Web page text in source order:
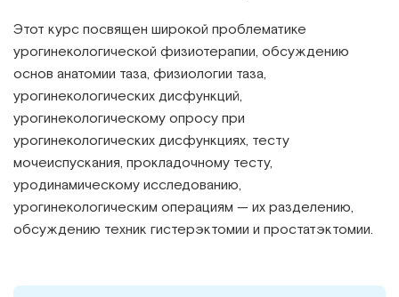
Этот курс посвящен широкой проблематике
урогинекологической физиотерапии, обсуждению
основ анатомии таза, физиологии таза,
урогинекологических дисфункций,
урогинекологическому опросу при
урогинекологических дисфункциях, тесту
мочеиспускания, прокладочному тесту,
уродинамическому исследованию,
урогинекологическим операциям — их разделению,
обсуждению техник гистерэктомии и простатэктомии.